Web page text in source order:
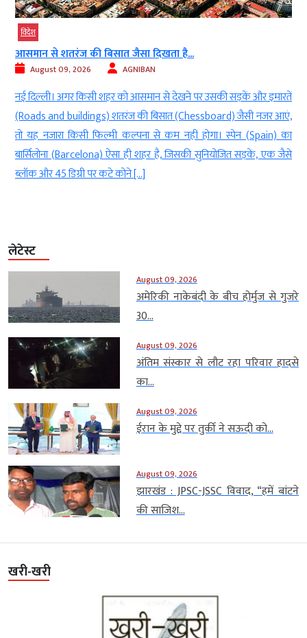
विदेश
आसमान से शतरंज की बिसात जैसा दिखता है...
August 09, 2026 AGNIBAN
नई दिल्ली। अगर किसी शहर को आसमान से देखने पर उसकी सड़कें और इमारतें
(Roads and buildings) शतरंज की बिसात (Chessboard) जैसी नजर आएं,
तो यह नजारा किसी फिल्मी कल्पना से कम नहीं होगा। स्पेन (Spain) का
बार्सिलोना (Barcelona) ऐसा ही शहर है, जिसकी सुनियोजित सड़कें, एक जैसे
ब्लॉक और 45 डिग्री पर कटे कोने […]
लेटेस्ट
August 09, 2026
अमेरिकी नाकेबंदी के बीच होर्मुज से गुजरे
30...
August 09, 2026
अंतिम संस्कार से लौट रहा परिवार हादसे
का...
August 09, 2026
ईरान के मुद्दे पर तुर्की ने सऊदी को...
August 09, 2026
झारखंड : JPSC-JSSC विवाद, “हमें बांटने
की साजिश...
खरी-खरी